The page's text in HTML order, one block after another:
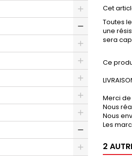
Cet
Toutes
une
sera
Ce
Merci
Nous
Nous
Les
2